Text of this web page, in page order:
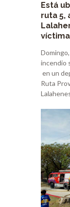
Está
ruta 5,
incendio
en un
Ruta